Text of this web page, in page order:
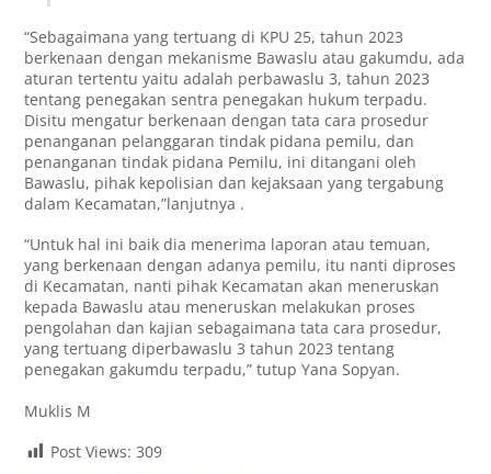
“Sebagaimana yang tertuang di KPU 25, tahun 2023
berkenaan dengan mekanisme Bawaslu atau gakumdu, ada
aturan tertentu yaitu adalah perbawaslu 3, tahun 2023
tentang penegakan sentra penegakan hukum terpadu.
Disitu mengatur berkenaan dengan tata cara prosedur
penanganan pelanggaran tindak pidana pemilu, dan
penanganan tindak pidana Pemilu, ini ditangani oleh
Bawaslu, pihak kepolisian dan kejaksaan yang tergabung
dalam Kecamatan,”lanjutnya .
“Untuk hal ini baik dia menerima laporan atau temuan,
yang berkenaan dengan adanya pemilu, itu nanti diproses
di Kecamatan, nanti pihak Kecamatan akan meneruskan
kepada Bawaslu atau meneruskan melakukan proses
pengolahan dan kajian sebagaimana tata cara prosedur,
yang tertuang diperbawaslu 3 tahun 2023 tentang
penegakan gakumdu terpadu,” tutup Yana Sopyan.
Muklis M
Post Views: 309